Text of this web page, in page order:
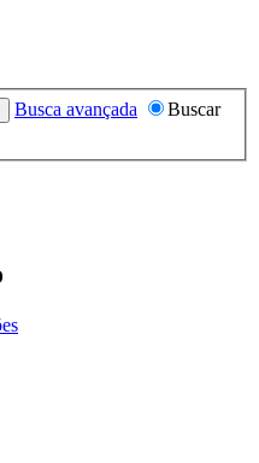
Busca avançada
Buscar